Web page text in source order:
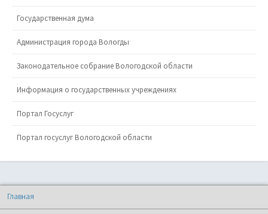
Государственная дума
Администрация города Вологды
Законодательное собрание Вологодской области
Информация о государственных учреждениях
Портал Госуслуг
Портал госуслуг Вологодской области
Главная